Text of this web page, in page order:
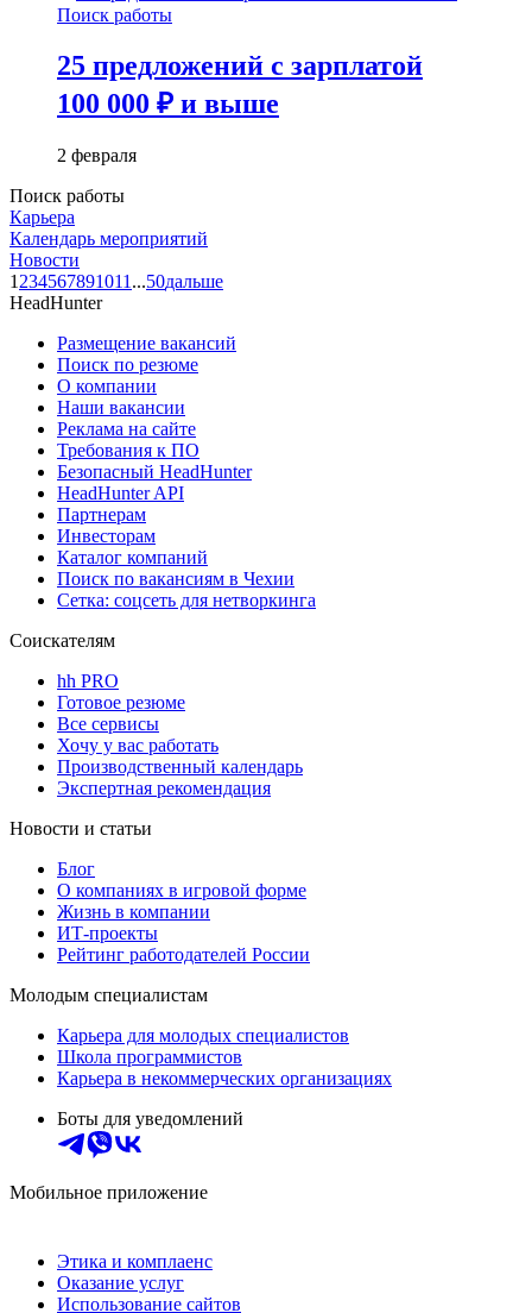
Поиск работы
25 предложений с зарплатой
100 000 ₽ и выше
2 февраля
Поиск работы
Карьера
Календарь мероприятий
Новости
1 234567891011 ...50дальше
HeadHunter
Размещение вакансий
Поиск по резюме
О компании
Наши вакансии
Реклама на сайте
Требования к ПО
Безопасный HeadHunter
HeadHunter API
Партнерам
Инвесторам
Каталог компаний
Поиск по вакансиям в Чехии
Сетка: соцсеть для нетворкинга
Соискателям
hh PRO
Готовое резюме
Все сервисы
Хочу у вас работать
Производственный календарь
Экспертная рекомендация
Новости и статьи
Блог
О компаниях в игровой форме
Жизнь в компании
ИТ-проекты
Рейтинг работодателей России
Молодым специалистам
Карьера для молодых специалистов
Школа программистов
Карьера в некоммерческих организациях
Боты для уведомлений
Мобильное приложение
Этика и комплаенс
Оказание услуг
Использование сайтов